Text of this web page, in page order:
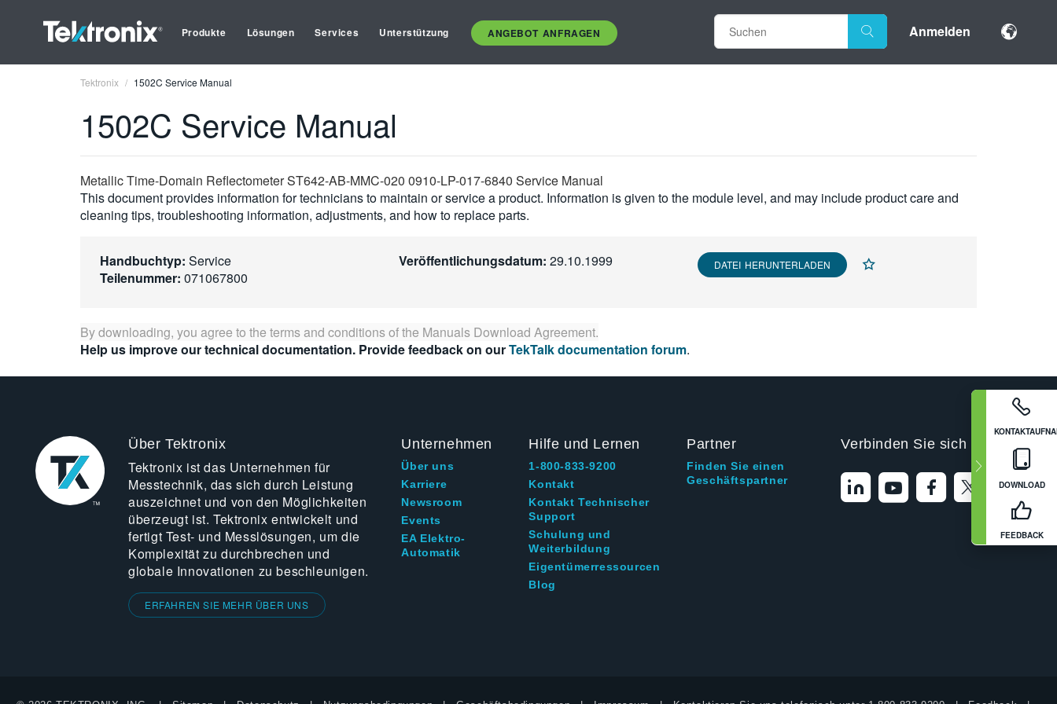
Produkte Lösungen Services Unterstützung ANGEBOT ANFRAGEN Anmelden
DOWNLOAD
FEEDBACK
Tektronix 1502C Service Manual
1502C Service Manual
Metallic Time-Domain Reflectometer ST642-AB-MMC-020 0910-LP-017-6840 Service Manual
This document provides information for technicians to maintain or service a product. Information is given to the module level, and may include product care and
cleaning tips, troubleshooting information, adjustments, and how to replace parts.
Handbuchtyp: Service
Teilenummer: 071067800
Veröffentlichungsdatum: 29.10.1999 DATEI HERUNTERLADEN
By downloading, you agree to the terms and conditions of the Manuals Download Agreement.
Help us improve our technical documentation. Provide feedback on ourTekTalk documentation forum.
Über Tektronix
Tektronix ist das Unternehmen für
Messtechnik, das sich durch Leistung
auszeichnet und von den Möglichkeiten
überzeugt ist. Tektronix entwickelt und
fertigt Test- und Messlösungen, um die
Komplexität zu durchbrechen und
globale Innovationen zu beschleunigen.
ERFAHREN SIE MEHR ÜBER UNS
Unternehmen
Über uns
Karriere
Newsroom
Events
EA Elektro-
Automatik
Hilfe und Lernen
1-800-833-9200
Kontakt
Kontakt Technischer
Support
Schulung und
Weiterbildung
Eigentümerressourcen
Blog
Partner
Finden Sie einen
Geschäftspartner
Verbinden Sie sich mit uns